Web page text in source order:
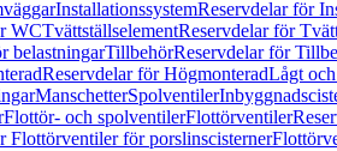
InstallationssystemReservdelar för
WCTvättställselementReservdelar för
belastningarTillbehörReservdelar för
Reservdelar för HögmonteradLågt
ManschetterSpolventiler
Flottör- och spolventilerFlottörventiler
Flottörventiler för porslinscisterner